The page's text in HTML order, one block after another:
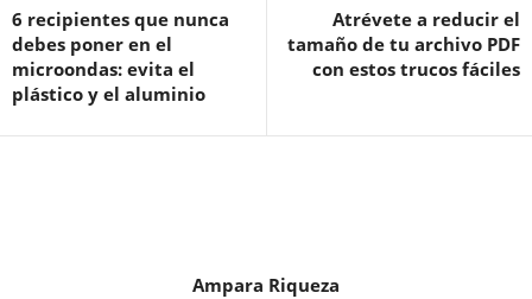
6 recipientes que nunca
debes poner en el
microondas: evita el
plástico y el aluminio
Atrévete a reducir el
tamaño de tu archivo PDF
con estos trucos fáciles
Ampara Riqueza